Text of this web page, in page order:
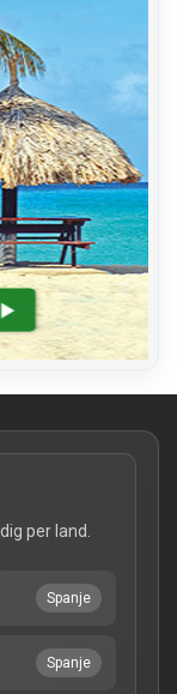
per land.
Spanje
Spanje